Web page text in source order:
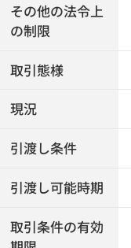
その他の法令上
の制限
取引態様
現況
引渡し条件
引渡し可能時期
取引条件の有効